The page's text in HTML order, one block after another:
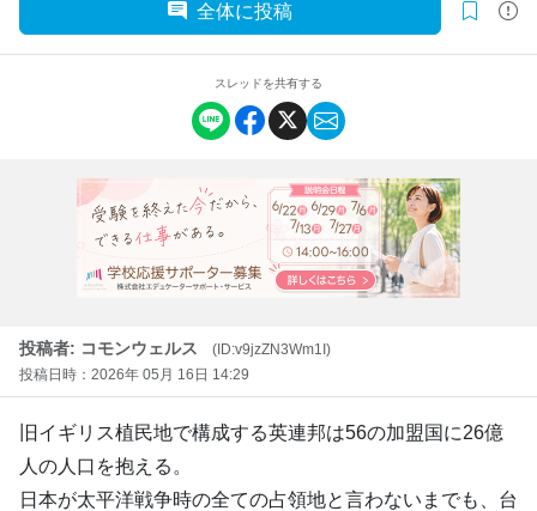
全体に投稿
スレッドを共有する
投稿者: コモンウェルス
(ID:v9jzZN3Wm1I)
投稿日時：2026年 05月 16日 14:29
旧イギリス植民地で構成する英連邦は56の加盟国に26億
人の人口を抱える。
日本が太平洋戦争時の全ての占領地と言わないまでも、台